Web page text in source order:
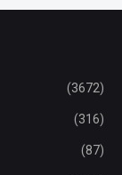
(3672)
(316)
(87)